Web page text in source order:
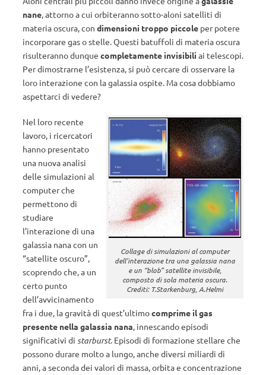
nane, attorno a cui orbiteranno sotto-aloni satelliti di
materia oscura, con dimensioni troppo piccole per potere
incorporare gas o stelle. Questi batuffoli di materia oscura
risulteranno dunque completamente invisibili ai telescopi.
Per dimostrarne l’esistenza, si può cercare di osservare la
loro interazione con la galassia ospite. Ma cosa dobbiamo
aspettarci di vedere?
Collage di simulazioni al computer
dell’interazione tra una galassia nana
e un “blob” satellite invisibile,
composto di sola materia oscura.
Crediti: T.Starkenburg, A.Helmi
Nel loro recente
lavoro, i ricercatori
hanno presentato
una nuova analisi
delle simulazioni al
computer che
permettono di
studiare
l’interazione di una
galassia nana con un
“satellite oscuro”,
scoprendo che, a un
certo punto
dell’avvicinamento
fra i due, la gravità di quest’ultimocomprime il gas
presente nella galassia nana, innescando episodi
significativi di starburst. Episodi di formazione stellare che
possono durare molto a lungo, anche diversi miliardi di
anni, a seconda dei valori di massa, orbita e concentrazione